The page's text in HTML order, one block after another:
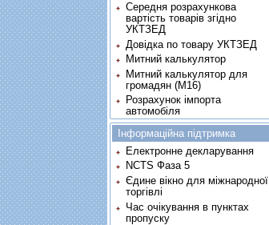
Середня розрахункова
вартість товарів згідно
УКТЗЕД
Довідка по товару УКТЗЕД
Митний калькулятор
Митний калькулятор для
громадян (М16)
Розрахунок імпорта
автомобіля
Інформаційна підтримка
Електронне декларування
NCTS Фаза 5
Єдине вікно для міжнародної
торгівлі
Час очікування в пунктах
пропуску